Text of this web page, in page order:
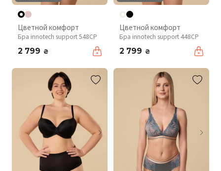
Цветной комфорт
Бра innotech support 548CP
2 799 ₴
Цветной комфорт
Бра innotech support 448CP
2 799 ₴